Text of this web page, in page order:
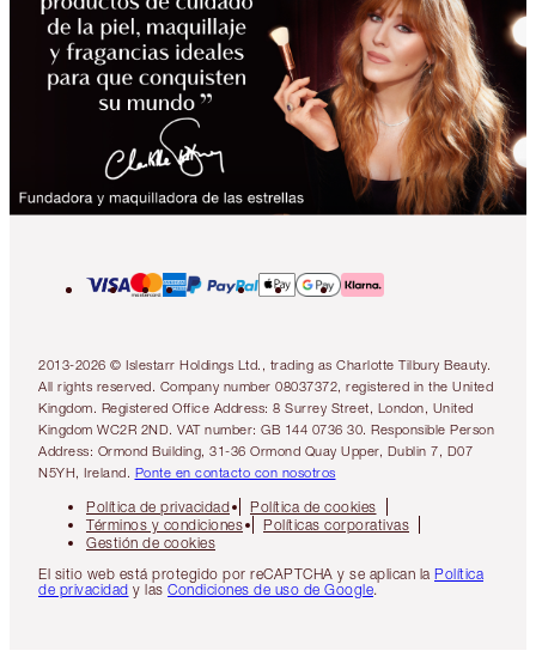
2013-2026 © Islestarr Holdings Ltd., trading as Charlotte Tilbury Beauty.
All rights reserved. Company number 08037372, registered in the United
Kingdom. Registered Office Address: 8 Surrey Street, London, United
Kingdom WC2R 2ND. VAT number: GB 144 0736 30. Responsible Person
Address: Ormond Building, 31-36 Ormond Quay Upper, Dublin 7, D07
N5YH, Ireland. Ponte en contacto con nosotros
Política de privacidad
Política de cookies
Términos y condiciones
Políticas corporativas
Gestión de cookies
El sitio web está protegido por reCAPTCHA y se aplican la Política
de privacidad y las Condiciones de uso de Google.